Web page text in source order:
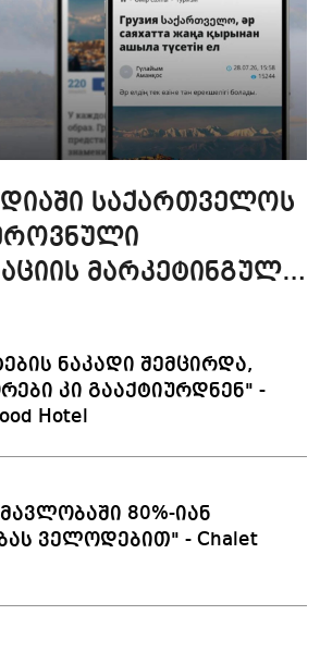
საქართველოს
მარკეტინგული
ნაკადი შემცირდა,
კი გააქტიურდნენ" -
Hotel
80%-იან
ველოდებით" - Chalet